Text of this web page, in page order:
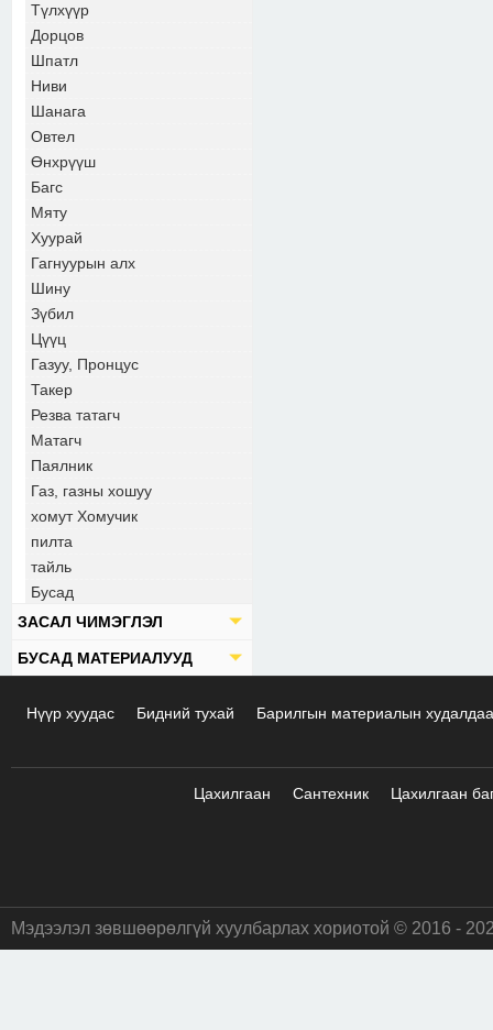
Түлхүүр
Дорцов
Шпатл
Ниви
Шанага
Овтел
Өнхрүүш
Багс
Мяту
Хуурай
Гагнуурын алх
Шину
Зүбил
Цүүц
Газуу, Пронцус
Такер
Резва татагч
Матагч
Паялник
Газ, газны хошуу
хомут Хомучик
пилта
тайль
Бусад
ЗАСАЛ ЧИМЭГЛЭЛ
БУСАД МАТЕРИАЛУУД
Нүүр хуудас Бидний тухай Барилгын материалын
Цахилгаан Сантехник Цахилгаан
Мэдээлэл зөвшөөрөлгүй хуулбарлах хориотой © 2016 -